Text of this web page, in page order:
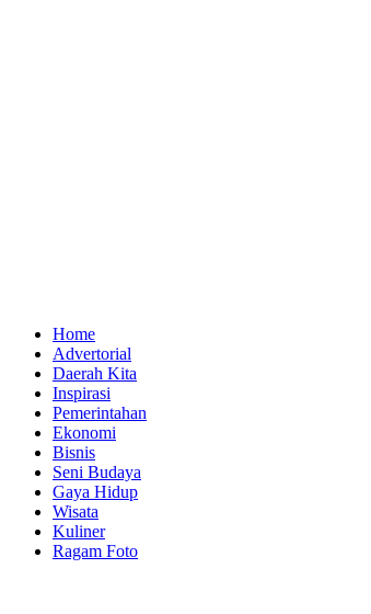
Home
Advertorial
Daerah Kita
Inspirasi
Pemerintahan
Ekonomi
Bisnis
Seni Budaya
Gaya Hidup
Wisata
Kuliner
Ragam Foto